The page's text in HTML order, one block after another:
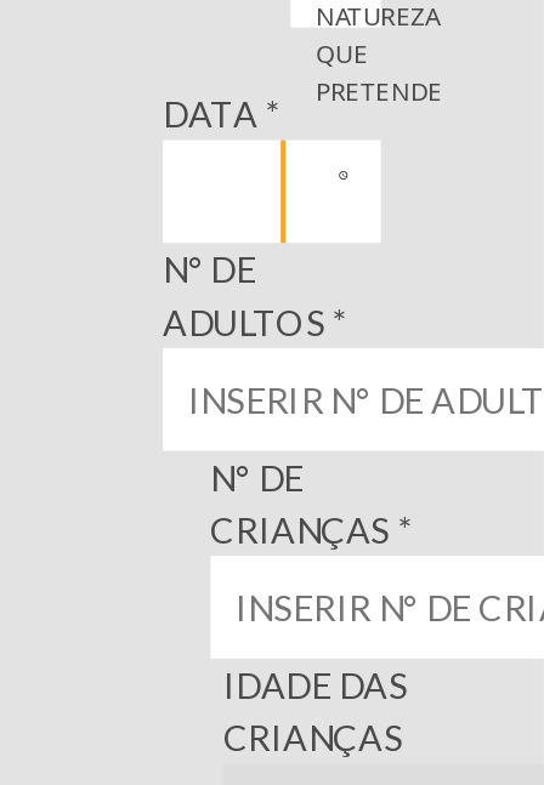
NATUREZA
QUE
PRETENDE
DATA *
N° DE
ADULTOS *
N° DE
CRIANÇAS *
IDADE DAS
CRIANÇAS